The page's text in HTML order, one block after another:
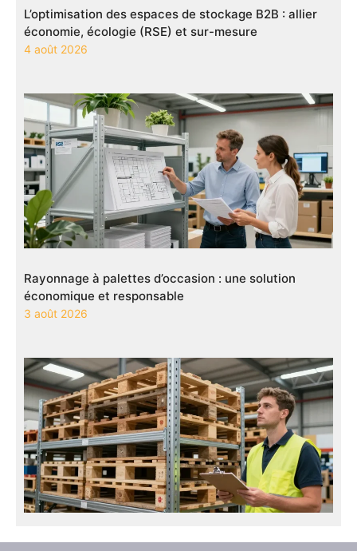
L’optimisation des espaces de stockage B2B : allier
économie, écologie (RSE) et sur-mesure
4 août 2026
Rayonnage à palettes d’occasion : une solution
économique et responsable
3 août 2026